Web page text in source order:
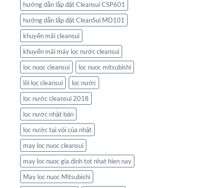
hướng dẫn lắp đặt Cleansui CSP601
hướng dẫn lắp đặt CleanSui MD101
khuyến mãi cleansui
khuyến mãi máy lọc nước cleansui
loc nuoc cleansui
loc nuoc mitsubishi
lõi lọc cleansui
lọc nước
lọc nước cleansui 2018
lọc nước nhật bản
lọc nước tại vòi của nhật
may loc nuoc cleansui
may loc nuoc gia dinh tot nhat hien nay
May loc nuoc Mitsubishi